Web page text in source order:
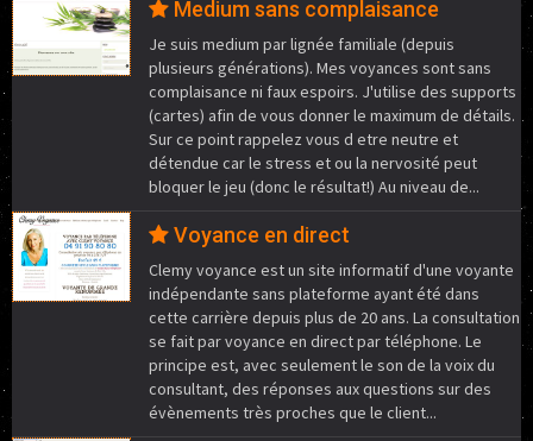
Medium sans complaisance
Je suis medium par lignée familiale (depuis
plusieurs générations). Mes voyances sont sans
complaisance ni faux espoirs. J'utilise des supports
(cartes) afin de vous donner le maximum de détails.
Sur ce point rappelez vous d etre neutre et
détendue car le stress et ou la nervosité peut
bloquer le jeu (donc le résultat!) Au niveau de...
Voyance en direct
Clemy voyance est un site informatif d'une voyante
indépendante sans plateforme ayant été dans
cette carrière depuis plus de 20 ans. La consultation
se fait par voyance en direct par téléphone. Le
principe est, avec seulement le son de la voix du
consultant, des réponses aux questions sur des
évènements très proches que le client...